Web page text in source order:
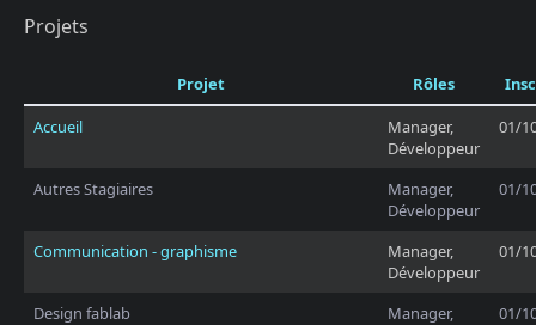
Projets
Projet Rôles
Accueil
Manager,
Développeur
01/
Autres Stagiaires
Manager,
Développeur
01/
Communication - graphisme
Manager,
Développeur
01/
Design fablab
Manager,
01/